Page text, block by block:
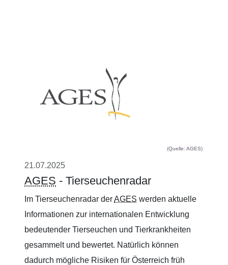
(Quelle: AGES)
21.07.2025
AGES - Tierseuchenradar
Im Tierseuchenradar derAGES werden aktuelle
Informationen zur internationalen Entwicklung
bedeutender Tierseuchen und Tierkrankheiten
gesammelt und bewertet. Natürlich können
dadurch mögliche Risiken für Österreich früh